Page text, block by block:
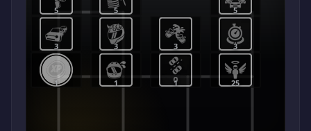
1 1 1 25
3 3 3 3
5 5 5